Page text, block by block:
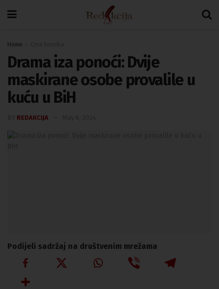
Home
Drama iza ponoći: Dvije
maskirane osobe provalile u
kuću u BiH
REDAKCIJA
Podijeli sadržaj na društvenim mrežama